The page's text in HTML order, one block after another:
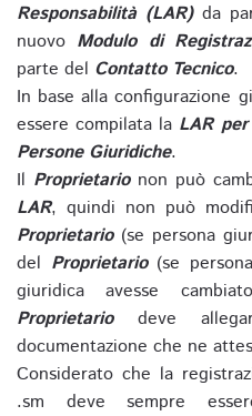
Responsabilità (LAR)da
nuovo Modulo di
parte del Contatto Tecnico.
In base alla configurazione
essere compilata la LAR
Persone Giuridiche.
Il Proprietarionon può
LAR, quindi non può
Proprietario(se persona
del Proprietario(se
giuridica avesse
Proprietariodeve
documentazione che ne
Considerato che la
.sm deve sempre